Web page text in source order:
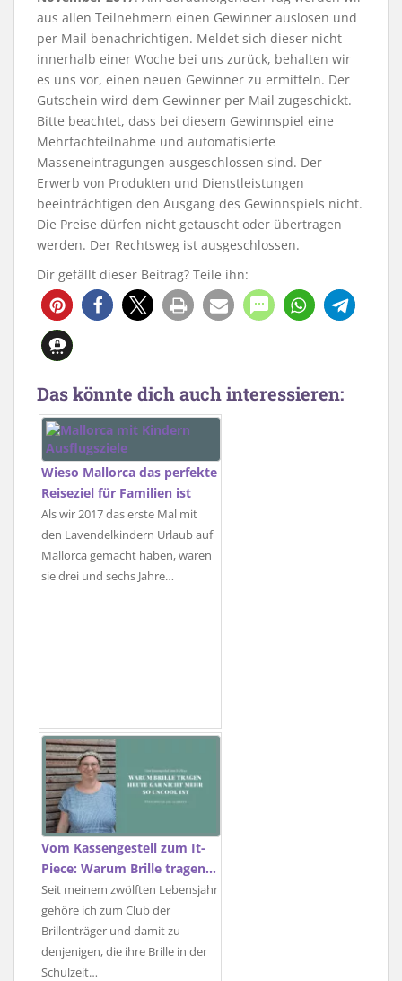
aus allen Teilnehmern einen Gewinner auslosen und
per Mail benachrichtigen. Meldet sich dieser nicht
innerhalb einer Woche bei uns zurück, behalten wir
es uns vor, einen neuen Gewinner zu ermitteln. Der
Gutschein wird dem Gewinner per Mail zugeschickt.
Bitte beachtet, dass bei diesem Gewinnspiel eine
Mehrfachteilnahme und automatisierte
Masseneintragungen ausgeschlossen sind. Der
Erwerb von Produkten und Dienstleistungen
beeinträchtigen den Ausgang des Gewinnspiels nicht.
Die Preise dürfen nicht getauscht oder übertragen
werden. Der Rechtsweg ist ausgeschlossen.
Dir gefällt dieser Beitrag? Teile ihn:
17
Das könnte dich auch interessieren:
Wieso Mallorca das perfekte
Reiseziel für Familien ist
Als wir 2017 das erste Mal mit
den Lavendelkindern Urlaub auf
Mallorca gemacht haben, waren
sie drei und sechs Jahre…
Vom Kassengestell zum It-
Piece: Warum Brille tragen…
Seit meinem zwölften Lebensjahr
gehöre ich zum Club der
Brillenträger und damit zu
denjenigen, die ihre Brille in der
Schulzeit…